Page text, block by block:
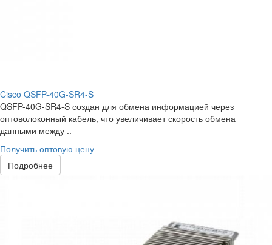
Cisco QSFP-40G-SR4-S
QSFP-40G-SR4-S создан для обмена информацией через
оптоволоконный кабель, что увеличивает скорость обмена
данными между ..
Получить оптовую цену
Подробнее